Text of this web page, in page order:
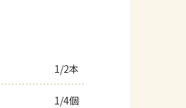
1/2本
1/4個